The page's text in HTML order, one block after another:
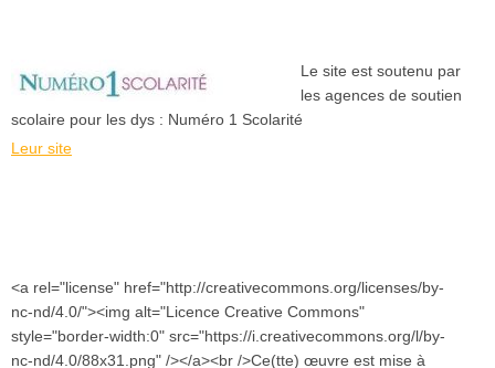
Le site est soutenu par
les agences de soutien
scolaire pour les dys : Numéro 1 Scolarité
Leur site
<a rel="license" href="http://creativecommons.org/licenses/by-
nc-nd/4.0/"><img alt="Licence Creative Commons"
style="border-width:0" src="https://i.creativecommons.org/l/by-
nc-nd/4.0/88x31.png" /></a><br />Ce(tte) œuvre est mise à